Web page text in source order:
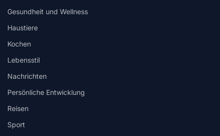
Gesundheit und Wellness
Haustiere
Kochen
Lebensstil
Nachrichten
Persönliche Entwicklung
Reisen
Sport